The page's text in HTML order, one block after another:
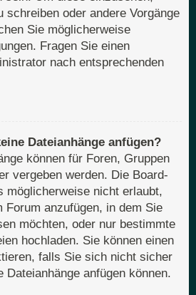
schreiben oder andere Vorgänge
Sie möglicherweise
Fragen Sie einen
nach entsprechenden
Dateianhänge anfügen?
können für Foren, Gruppen
vergeben werden. Die Board-
möglicherweise nicht erlaubt,
Forum anzufügen, in dem Sie
möchten, oder nur bestimmte
hochladen. Sie können einen
falls Sie sich nicht sicher
Dateianhänge anfügen können.